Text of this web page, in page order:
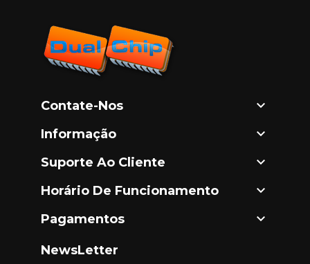
Contate-Nos 
Informação 
Suporte Ao Cliente 
Horário De Funcionamento 
Pagamentos 
NewsLetter